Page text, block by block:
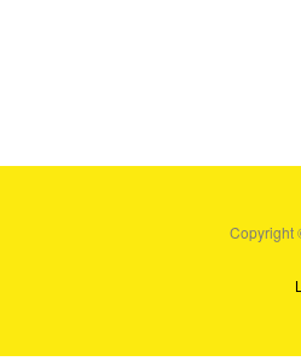
Copyright